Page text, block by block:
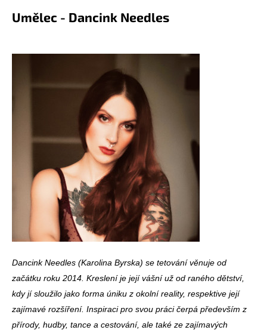
Umělec - Dancink Needles
Dancink Needles (Karolina Byrska) se tetování věnuje od
začátku roku 2014. Kreslení je její vášní už od raného dětství,
kdy jí sloužilo jako forma úniku z okolní reality, respektive její
zajímavé rozšíření. Inspiraci pro svou práci čerpá především z
přírody, hudby, tance a cestování, ale také ze zajímavých